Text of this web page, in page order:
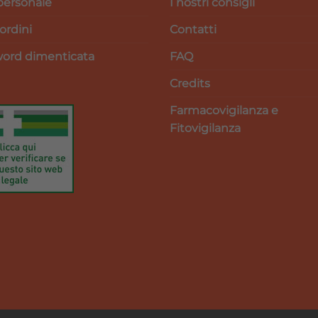
dimenticata
Contatti
FAQ
Credits
Farmacovigilanza e
Fitovigilanza